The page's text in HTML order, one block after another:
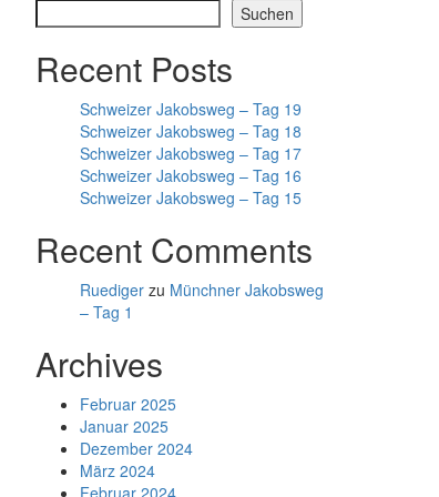
Suchen
Recent Posts
Schweizer Jakobsweg – Tag 19
Schweizer Jakobsweg – Tag 18
Schweizer Jakobsweg – Tag 17
Schweizer Jakobsweg – Tag 16
Schweizer Jakobsweg – Tag 15
Recent Comments
Ruedigerzu Münchner Jakobsweg
– Tag 1
Archives
Februar 2025
Januar 2025
Dezember 2024
März 2024
Februar 2024